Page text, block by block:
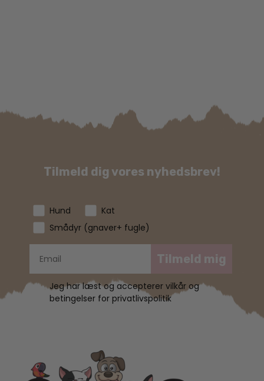
Tilmeld dig vores nyhedsbrev!
Hund
Kat
Smådyr (gnaver+ fugle)
Tilmeld mig
Jeg har læst og accepterer vilkår og
betingelser for privatlivspolitik